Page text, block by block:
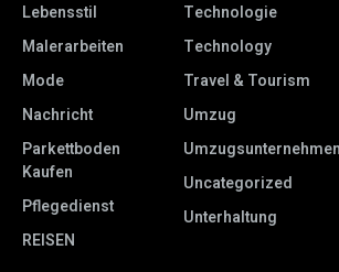
Lebensstil
Malerarbeiten
Mode
Nachricht
Parkettboden
Kaufen
Pflegedienst
REISEN
Technologie
Technology
Travel & Tourism
Umzug
Uncategorized
Unterhaltung